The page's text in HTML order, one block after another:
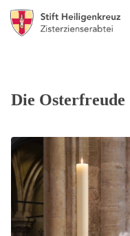
Die Osterfreude